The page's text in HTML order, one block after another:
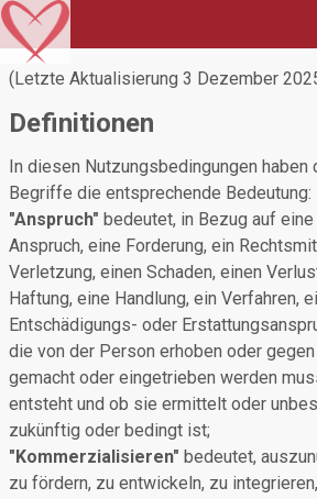
(Letzte Aktualisierung 3 Dezember
Definitionen
In diesen Nutzungsbedingungen haben
Begriffe die entsprechende Bedeutung:
"Anspruch" bedeutet, in Bezug auf
Anspruch, eine Forderung, ein
Verletzung, einen Schaden, einen
Haftung, eine Handlung, ein Verfahren,
Entschädigungs- oder
die von der Person erhoben oder
gemacht oder eingetrieben werden
entsteht und ob sie ermittelt oder
zukünftig oder bedingt ist;
"Kommerzialisieren" bedeutet,
zu fördern, zu entwickeln, zu